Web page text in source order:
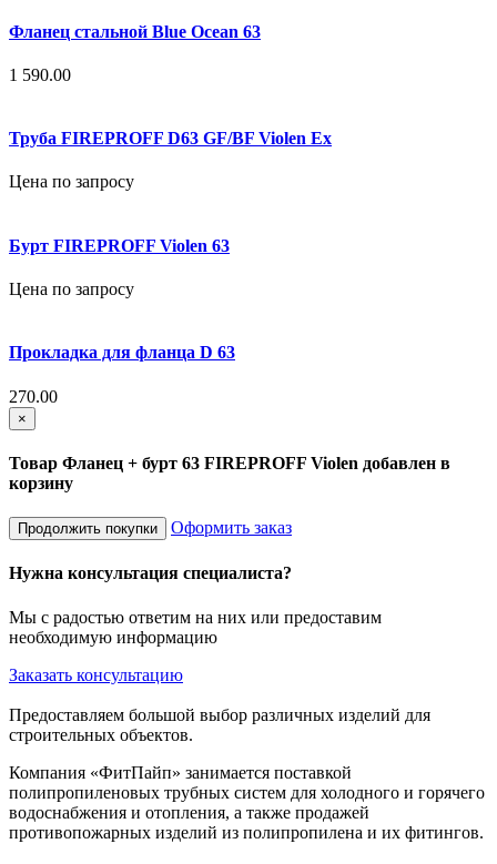
Фланец стальной Blue Ocean 63
1 590.00
Труба FIREPROFF D63 GF/BF Violen Ex
Цена по запросу
Бурт FIREPROFF Violen 63
Цена по запросу
Прокладка для фланца D 63
270.00
×
Товар Фланец + бурт 63 FIREPROFF Violen добавлен в
корзину
Продолжить покупки Оформить заказ
Нужна консультация специалиста?
Мы с радостью ответим на них или предоставим
необходимую информацию
Заказать консультацию
Предоставляем большой выбор различных изделий для
строительных объектов.
Компания «ФитПайп» занимается поставкой
полипропиленовых трубных систем для холодного и горячего
водоснабжения и отопления, а также продажей
противопожарных изделий из полипропилена и их фитингов.